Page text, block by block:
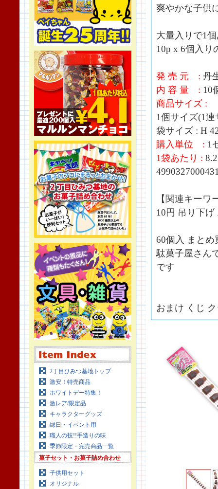
2丁目ひみつ基地トップ
激安！特売商品
ホワイトデー特集！
激レア/限定品
キャラクターグッズ
縁日・イベント用
職人の技!!手造りの味
季節限定・完売商品一覧
菓子セット・お菓子詰め合わせ
子供用セット
オリジナル
爽やかな子供
大量入りで1
10p x 6個入り
発 売 元 : 丹
内 容 量 : 10
商品サイズ :
1個サイズ(1連
袋サイズ : H
購入単位 : 1
1袋あたり :
【関連キーワ
10円 吊り下
60個入 まと
駄菓子屋さん
です
おまけ くじ